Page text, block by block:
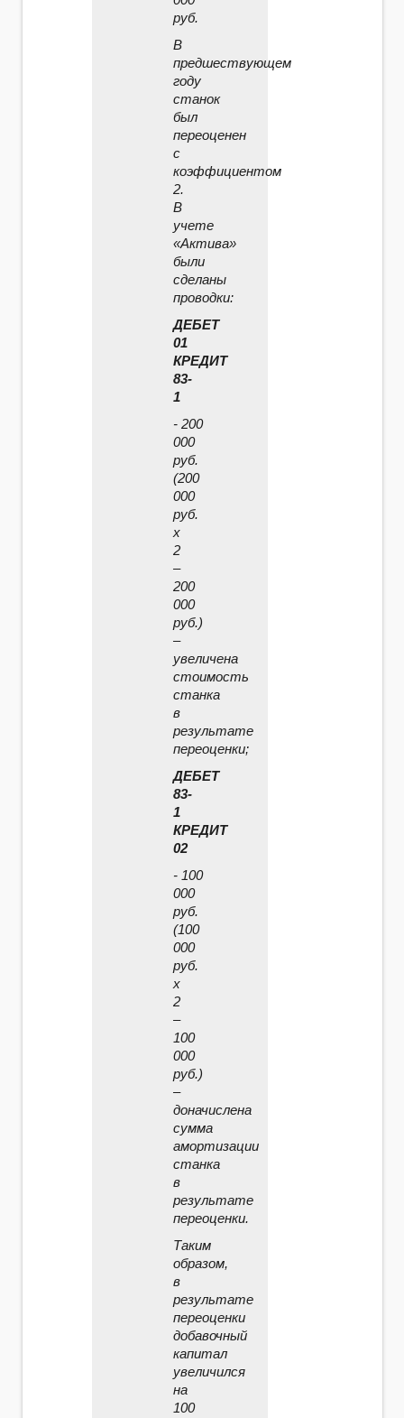
руб.
В
предшествующем
году
станок
был
переоценен
с
коэффициентом
2.
В
учете
«Актива»
были
сделаны
проводки:
ДЕБЕТ
01
КРЕДИТ
83-
1
- 200
000
руб.
(200
000
руб.
x
2
–
200
000
руб.)
–
увеличена
стоимость
станка
в
результате
переоценки;
ДЕБЕТ
83-
1
КРЕДИТ
02
- 100
000
руб.
(100
000
руб.
x
2
–
100
000
руб.)
–
доначислена
сумма
амортизации
станка
в
результате
переоценки.
Таким
образом,
в
результате
переоценки
добавочный
капитал
увеличился
на
100